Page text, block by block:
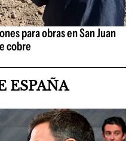
para obras en San Juan
cobre
ESPAÑA